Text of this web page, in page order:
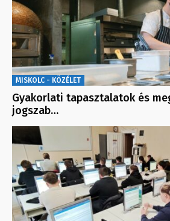
MISKOLC - KÖZÉLET
Gyakorlati tapasztalatok és
jogszab…